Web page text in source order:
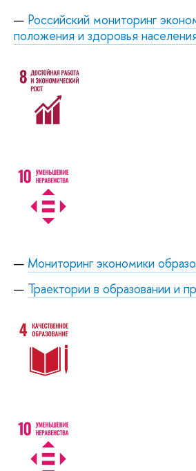
Российский мониторинг
положения и здоровья
Мониторинг экономики
Траектории в образовании и